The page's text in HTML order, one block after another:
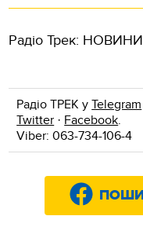
Радіо Трек: НОВИНИ
Радіо ТРЕК уTelegram
Twitter · Facebook.
Viber: 063-734-106-4